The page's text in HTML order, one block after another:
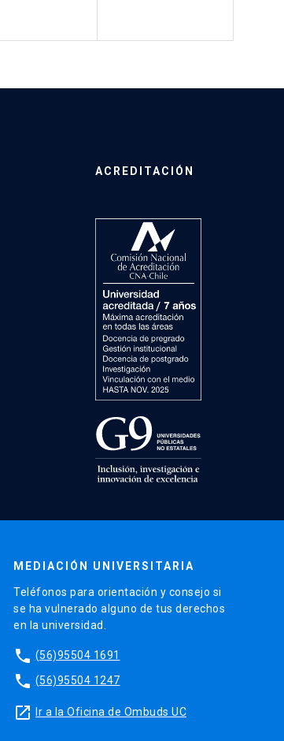
ACREDITACIÓN
MEDIACIÓN UNIVERSITARIA
Teléfonos para orientación y consejo si
se ha vulnerado alguno de tus derechos
en la universidad.
phone (56)95504 1691
phone (56)95504 1247
launch Ir a la Oficina de Ombuds UC